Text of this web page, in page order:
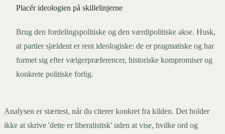
Placér ideologien på skillelinjerne
Brug den fordelingspolitiske og den værdipolitiske akse. Husk,
at partier sjældent er rent ideologiske: de er pragmatiske og har
formet sig efter vælgerpræferencer, historiske kompromiser og
konkrete politiske forlig.
Analysen er stærtest, når du citerer konkret fra kilden. Det holder
ikke at skrive 'dette er liberalistisk' uden at vise, hvilke ord og